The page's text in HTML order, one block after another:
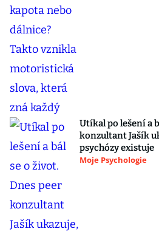
Utíkal po lešení a
konzultant Jašík
psychózy existuje
Moje Psychologie